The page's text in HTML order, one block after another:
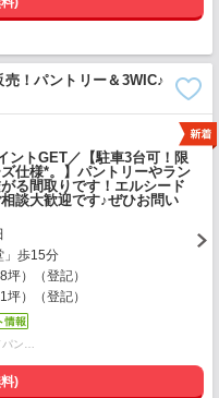
！パントリー＆3WIC♪
ントGET／【駐車3台可！限
仕様*。】パントリーやラン
る間取りです！エルシード
談大歓迎です♪ぜひお問い
」歩15分
）（登記）
坪）（登記）
ン…
)